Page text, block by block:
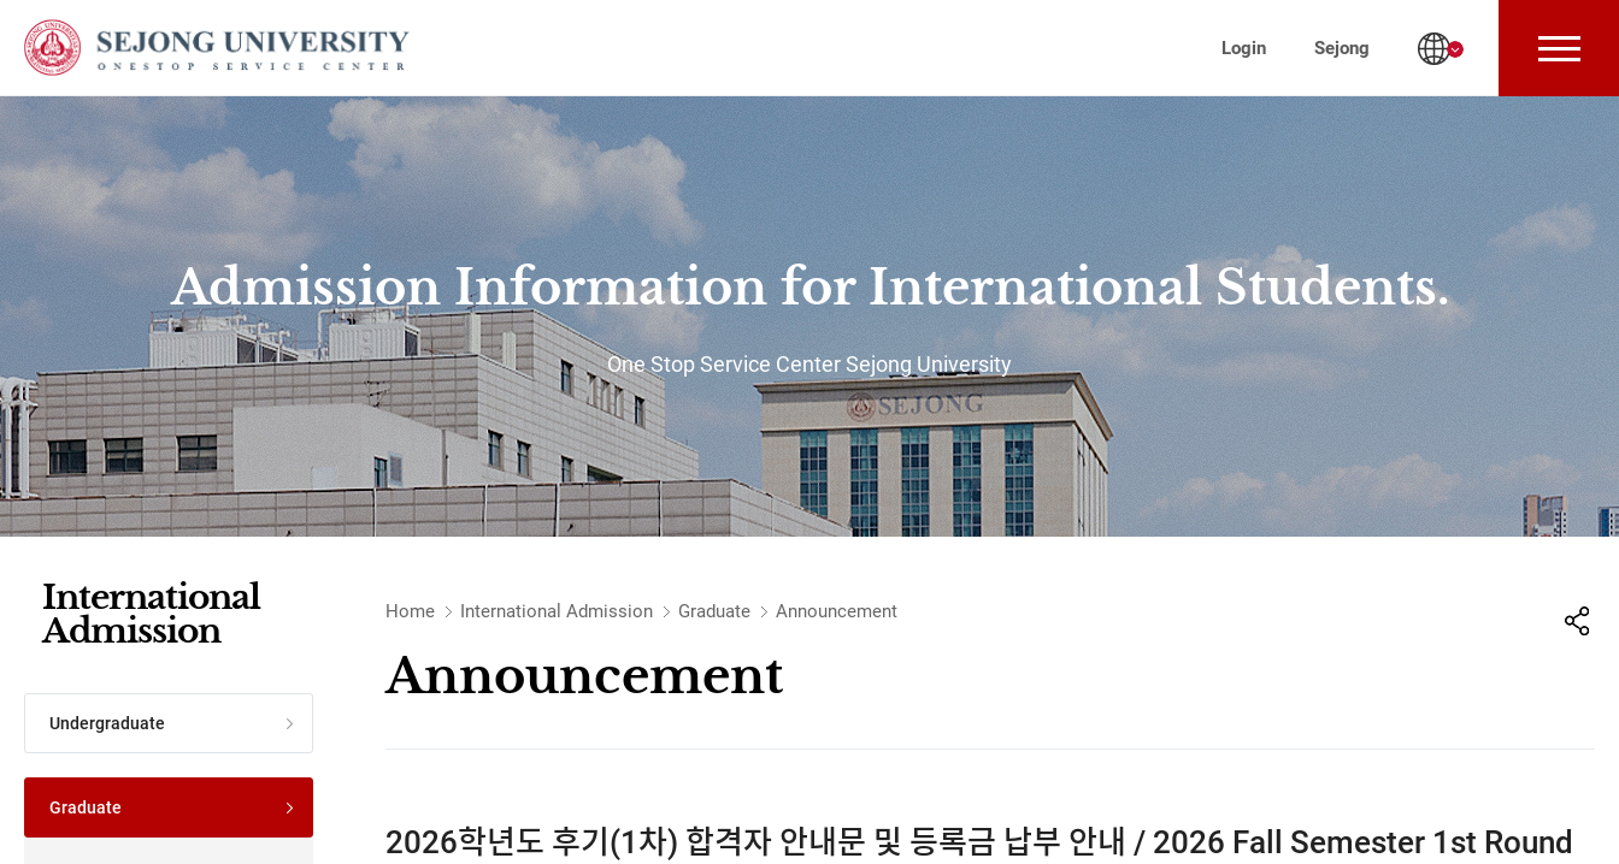
Login
Sejong
Admission Information for International Students.
One Stop Service Center Sejong University
International
Admission
Undergraduate
Graduate
Home International Admission Graduate Announcement
Announcement
2026학년도 후기(1차) 합격자 안내문 및 등록금 납부 안내 / 2026 Fall Semester 1st Round